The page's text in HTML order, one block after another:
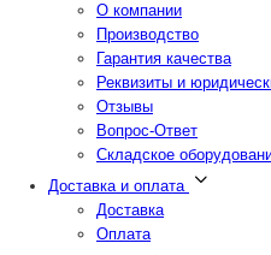
О компании
Производство
Гарантия качества
Реквизиты и
Отзывы
Вопрос-Ответ
Складское
Доставка и оплата
Доставка
Оплата